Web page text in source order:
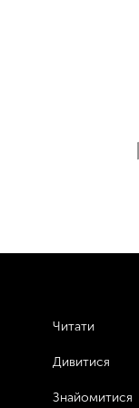
Читати
Дивитися
Знайомитися